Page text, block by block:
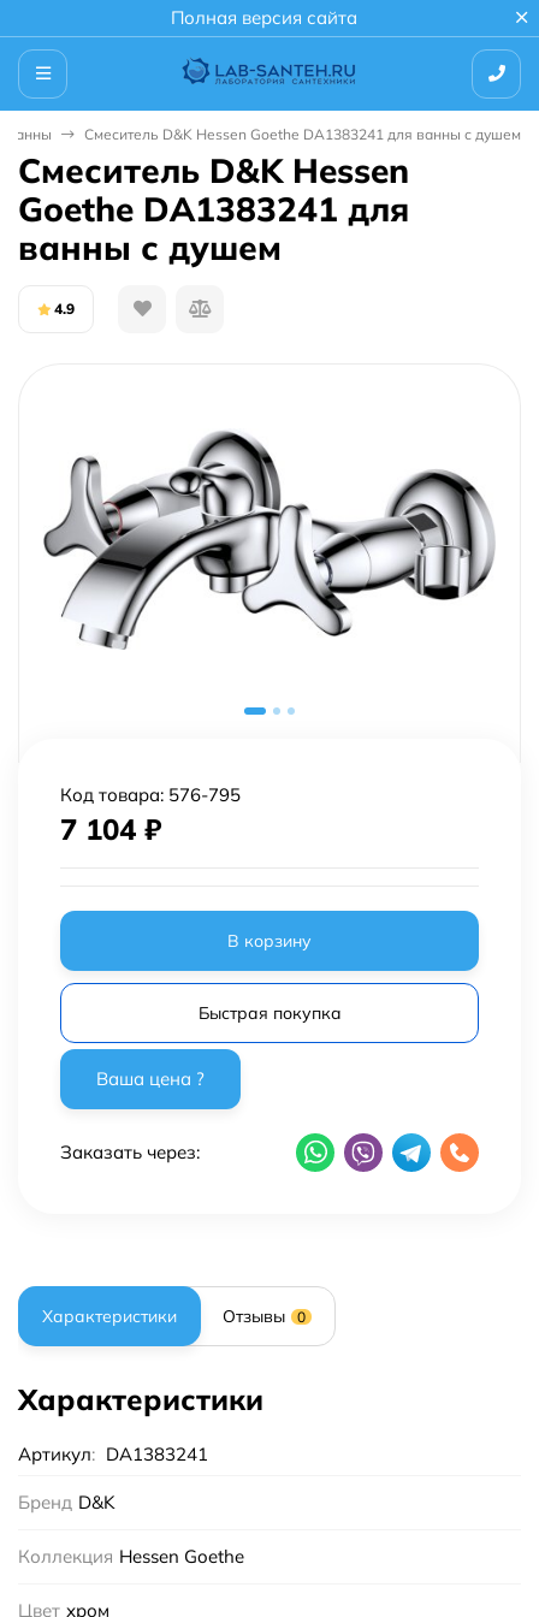
Полная версия сайта
ванны Смеситель D&K Hessen Goethe DA1383241 для ванны с душем
Смеситель D&K Hessen
Goethe DA1383241 для
ванны с душем
4.9
Код товара: 576-795
7 104 ₽
В корзину
Быстрая покупка
Заказать через:
Характеристики Отзывы 0
Характеристики
Артикул: DA1383241
Бренд D&K
Коллекция Hessen Goethe
Цвет хром